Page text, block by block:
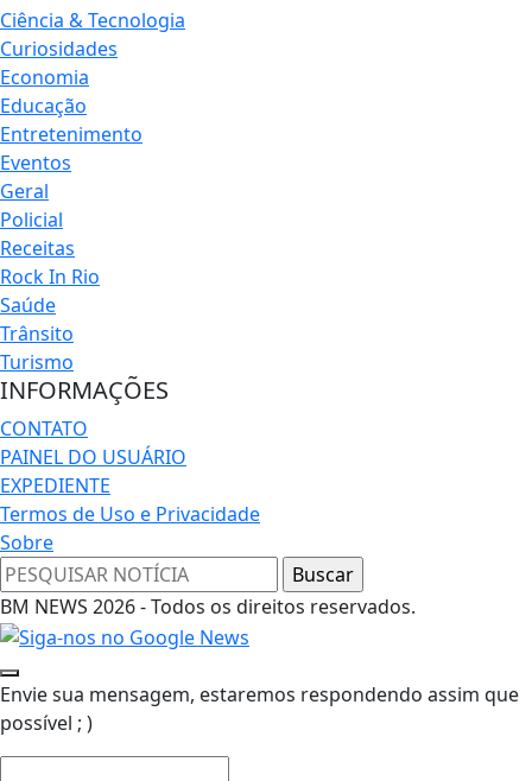
Ciência & Tecnologia
Curiosidades
Economia
Educação
Entretenimento
Eventos
Geral
Policial
Receitas
Rock In Rio
Saúde
Trânsito
Turismo
INFORMAÇÕES
CONTATO
PAINEL DO USUÁRIO
EXPEDIENTE
Termos de Uso e Privacidade
Sobre
BM NEWS 2026 - Todos os direitos reservados.
Envie sua mensagem, estaremos respondendo assim que
possível ; )